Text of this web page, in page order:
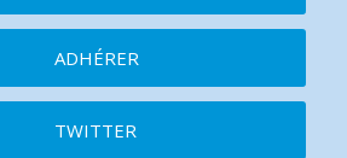
ADHÉRER
TWITTER